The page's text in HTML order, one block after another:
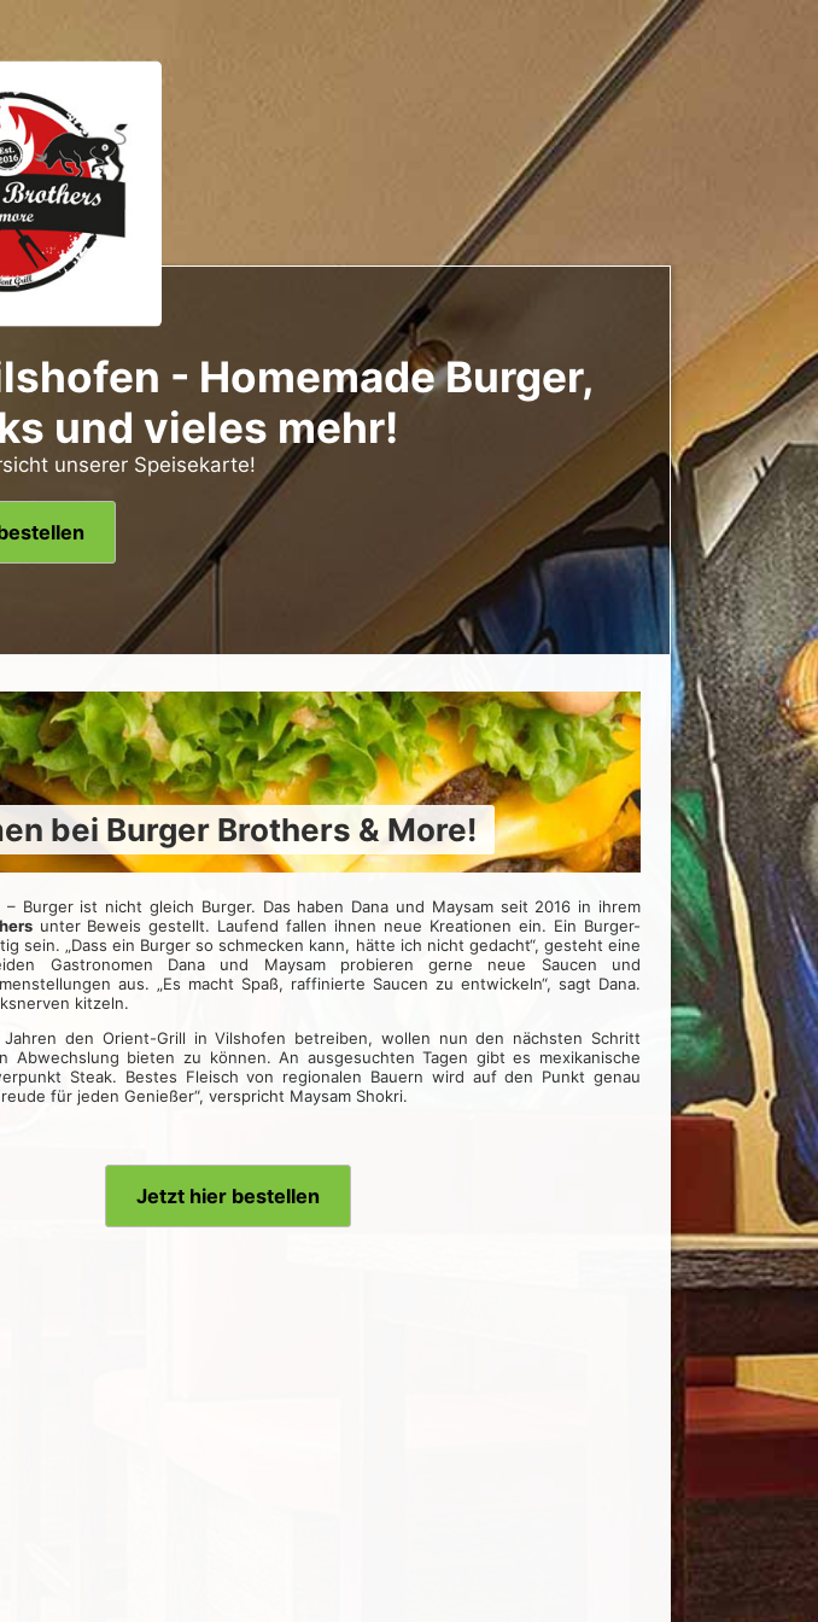
- Homemade Burger,
und vieles mehr!
unserer Speisekarte!
bei Burger Brothers & More!
Burger ist nicht gleich Burger. Das haben Dana und Maysam seit 2016 in ihrem
unter Beweis gestellt. Laufend fallen ihnen neue Kreationen ein. Ein Burger-
sein. „Dass ein Burger so schmecken kann, hätte ich nicht gedacht“, gesteht eine
Gastronomen Dana und Maysam probieren gerne neue Saucen und
aus. „Es macht Spaß, raffinierte Saucen zu entwickeln“, sagt Dana.
kitzeln.
den Orient-Grill in Vilshofen betreiben, wollen nun den nächsten Schritt
Abwechslung bieten zu können. An ausgesuchten Tagen gibt es mexikanische
Steak. Bestes Fleisch von regionalen Bauern wird auf den Punkt genau
für jeden Genießer“, verspricht Maysam Shokri.
Jetzt hier bestellen